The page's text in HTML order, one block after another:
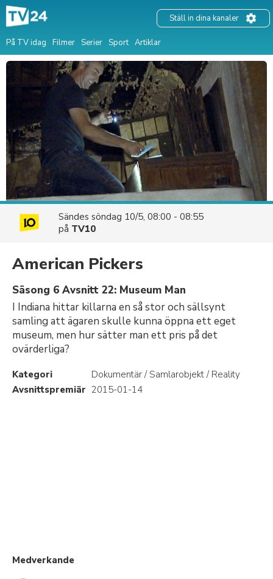
På TV idag Filmer Serier Sport Artiklar
Ställ in dina kanaler
Sändes söndag 10/5, 08:00 - 08:55
på TV10
American Pickers
Säsong 6 Avsnitt 22: Museum Man
I Indiana hittar killarna en så stor och sällsynt
samling att ägaren skulle kunna öppna ett eget
museum, men hur sätter man ett pris på det
ovärderliga?
Kategori
Dokumentär / Samlarobjekt / Reality
Avsnittspremiär 2015-01-14
Medverkande